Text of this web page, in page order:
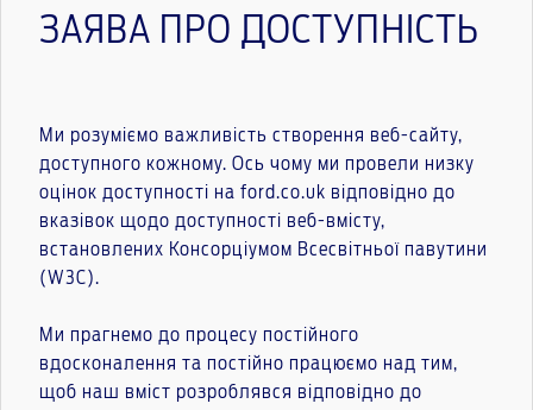
ЗАЯВА ПРО ДОСТУПНІСТЬ
Ми розуміємо важливість створення веб-сайту,
доступного кожному. Ось чому ми провели низку
оцінок доступності на ford.co.uk відповідно до
вказівок щодо доступності веб-вмісту,
встановлених Консорціумом Всесвітньої павутини
(W3C).
Ми прагнемо до процесу постійного
вдосконалення та постійно працюємо над тим,
щоб наш вміст розроблявся відповідно до